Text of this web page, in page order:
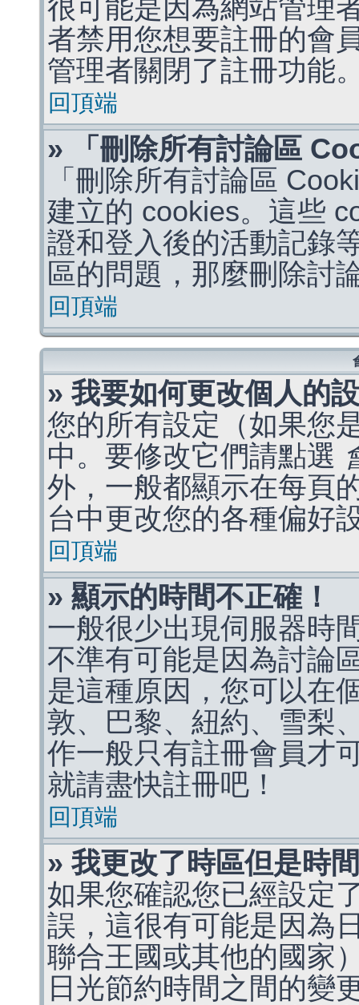
很可能是因為網站管理
者禁用您想要註冊的會
管理者關閉了註冊功能
回頂端
» 「刪除所有討論區
「刪除所有討論區
建立的 cookies。這些
證和登入後的活動記錄
區的問題，那麼刪除討
回頂端
» 我要如何更改個人的
您的所有設定（如果您
中。要修改它們請點選
外，一般都顯示在每頁
台中更改您的各種偏好
回頂端
» 顯示的時間不正確！
一般很少出現伺服器時
不準有可能是因為討論
是這種原因，您可以在
敦、巴黎、紐約、雪梨
作一般只有註冊會員才
就請盡快註冊吧！
回頂端
» 我更改了時區但是時
如果您確認您已經設定
誤，這很有可能是因為
聯合王國或其他的國家
日光節約時間之間的變